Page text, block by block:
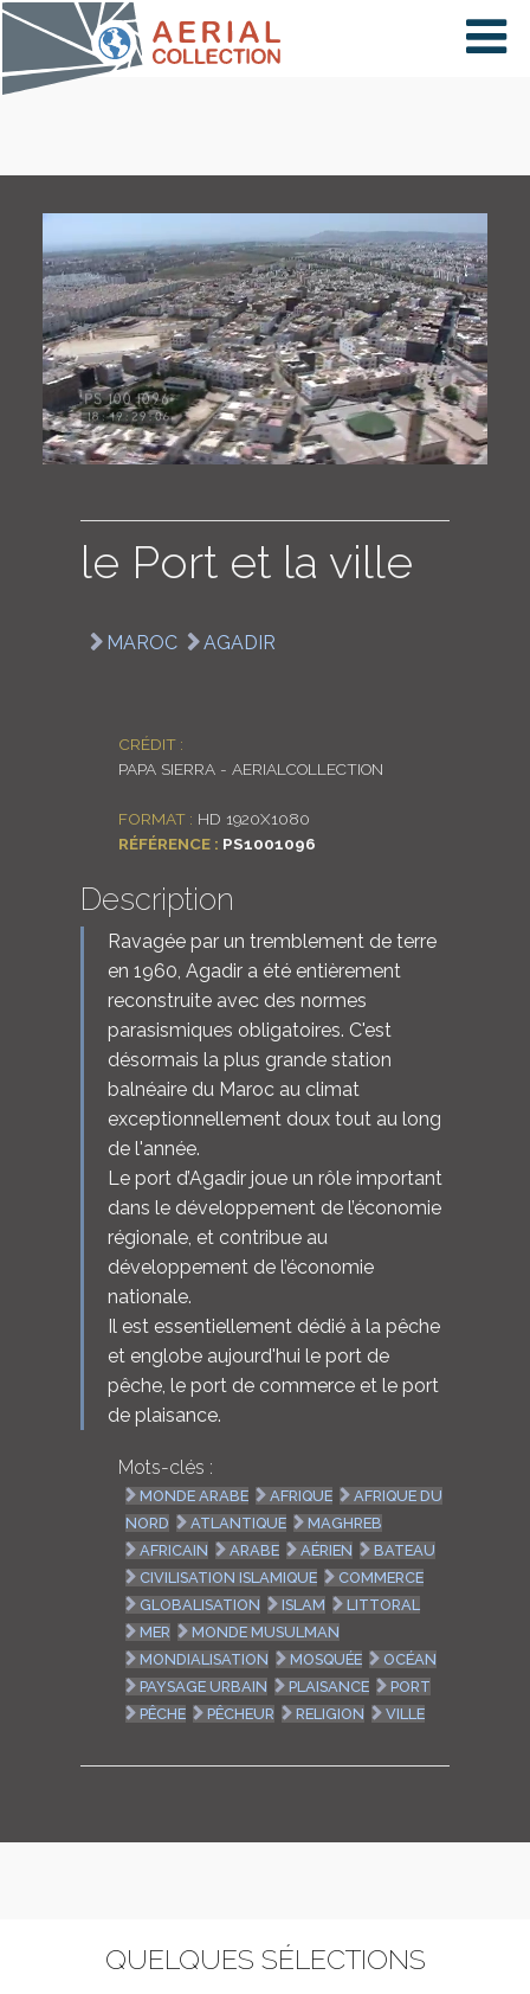
×
PAYS
CARTE
COLLECTIONS
LOGIN
le Port et la ville
MAROC AGADIR
CRÉDIT :
PAPA SIERRA - AERIALCOLLECTION
FORMAT : HD 1920X1080
RÉFÉRENCE : PS1001096
Description
Ravagée par un tremblement de terre
en 1960, Agadir a été entièrement
reconstruite avec des normes
parasismiques obligatoires. C'est
désormais la plus grande station
balnéaire du Maroc au climat
exceptionnellement doux tout au long
de l'année.
Le port d’Agadir joue un rôle important
dans le développement de l’économie
régionale, et contribue au
développement de l’économie
nationale.
Il est essentiellement dédié à la pêche
et englobe aujourd'hui le port de
pêche, le port de commerce et le port
de plaisance.
Mots-clés :
MONDE ARABE AFRIQUE
AFRIQUE DU
NORD
ATLANTIQUE
MAGHREB
AFRICAIN
ARABE AÉRIEN
BATEAU
CIVILISATION ISLAMIQUE
COMMERCE
GLOBALISATION
ISLAM
LITTORAL
MER
MONDE MUSULMAN
MONDIALISATION
MOSQUÉE
OCÉAN
PAYSAGE URBAIN
PLAISANCE
PORT
PÊCHE
PÊCHEUR RELIGION VILLE
QUELQUES SÉLECTIONS